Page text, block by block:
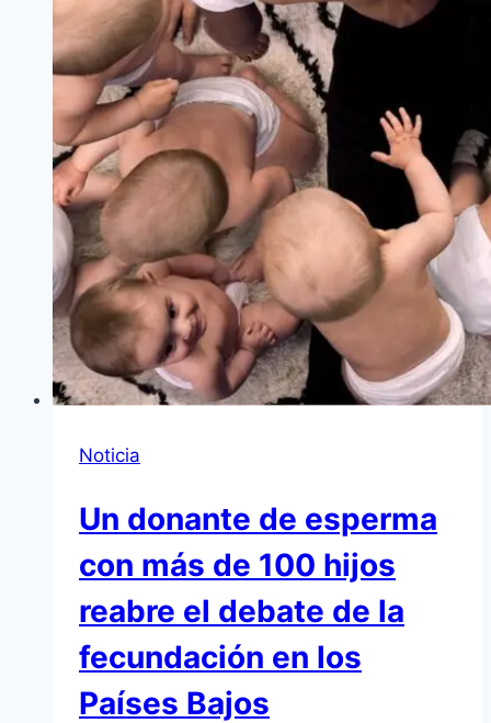
Noticia
Un donante de esperma
con más de 100 hijos
reabre el debate de la
fecundación en los
Países Bajos